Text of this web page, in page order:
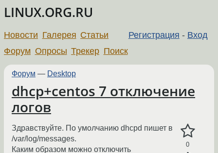
LINUX.ORG.RU
Регистрация - Вход
Новости Галерея Статьи
Форум Опросы Трекер Поиск
Форум — Desktop
dhcp+centos 7 отключение
логов
0
Здравствуйте. По умолчанию dhcpd пишет в
/var/log/messages.
Каким образом можно отключить